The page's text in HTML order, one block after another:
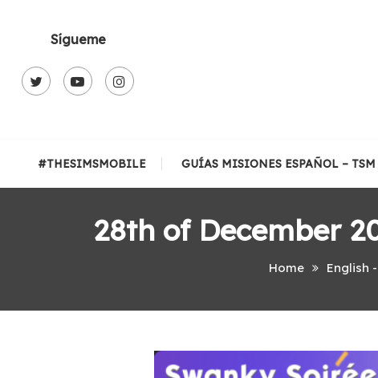
Sígueme
#THESIMSMOBILE GUÍAS MISIONES ESPAÑOL – TSM
28th of December
Home English